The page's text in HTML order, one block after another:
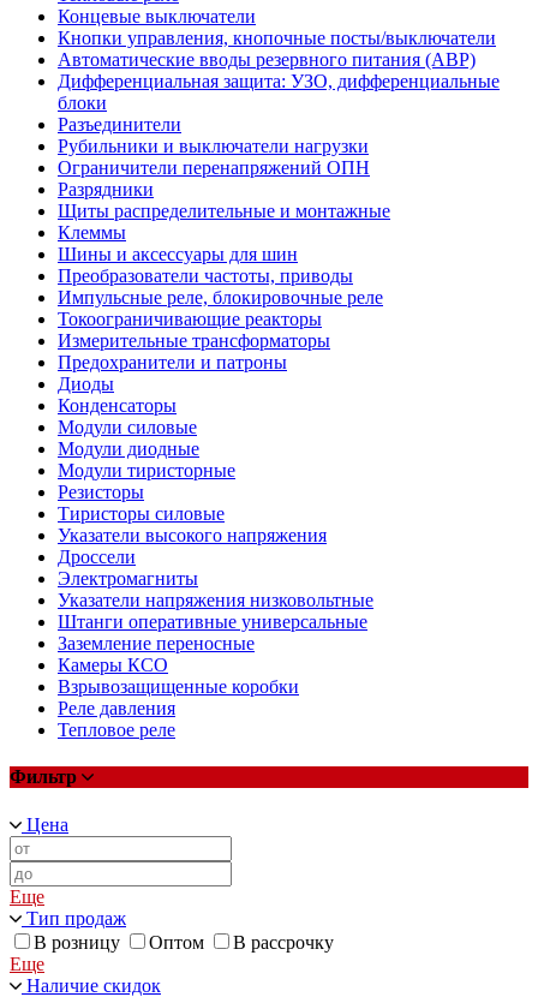
Концевые выключатели
Кнопки управления, кнопочные посты/выключатели
Автоматические вводы резервного питания (АВР)
Дифференциальная защита: УЗО, дифференциальные
блоки
Разъединители
Рубильники и выключатели нагрузки
Ограничители перенапряжений ОПН
Разрядники
Щиты распределительные и монтажные
Клеммы
Шины и аксессуары для шин
Преобразователи частоты, приводы
Импульсные реле, блокировочные реле
Токоограничивающие реакторы
Измерительные трансформаторы
Предохранители и патроны
Диоды
Конденсаторы
Модули силовые
Модули диодные
Модули тиристорные
Резисторы
Тиристоры силовые
Указатели высокого напряжения
Дроссели
Электромагниты
Указатели напряжения низковольтные
Штанги оперативные универсальные
Заземление переносные
Камеры КСО
Взрывозащищенные коробки
Реле давления
Тепловое реле
Фильтр
Цена
Еще
Тип продаж
В розницу
Оптом
В рассрочку
Еще
Наличие скидок